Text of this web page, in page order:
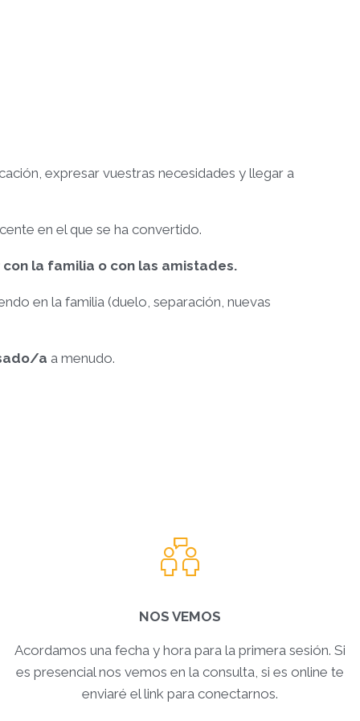
expresar vuestras necesidades y llegar a
en el que se ha convertido.
la familia o con las amistades.
en la familia (duelo, separación, nuevas
a a menudo.
NOS VEMOS
Acordamos una fecha y hora para la primera sesión. Si
es presencial nos vemos en la consulta, si es online te
enviaré el link para conectarnos.